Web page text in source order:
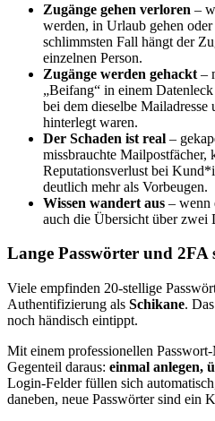
Zugänge gehen verloren –
werden, in Urlaub gehen
schlimmsten Fall hängt der
einzelnen Person.
Zugänge werden gehackt –
„Beifang“ in einem
bei dem dieselbe Mailadresse
hinterlegt waren.
Der Schaden ist real –
missbrauchte Mailpostfächer,
Reputationsverlust bei
deutlich mehr als Vorbeugen.
Wissen wandert aus – wenn
auch die Übersicht über zwei
Lange Passwörter und
Viele empfinden 20-stellige
Authentifizierung als Schikane.
noch händisch eintippt.
Mit einem professionellen
Gegenteil daraus: einmal anlegen,
Login-Felder füllen sich
daneben, neue Passwörter sind ein